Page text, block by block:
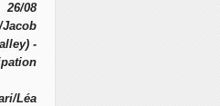
26/08
-
Léa